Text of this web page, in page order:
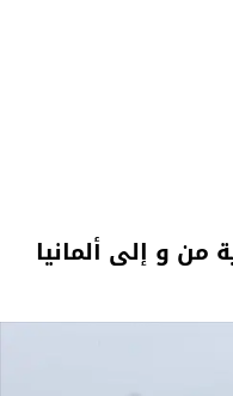
من و إلى ألمانيا